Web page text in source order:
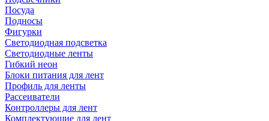
Посуда
Подносы
Фигурки
Светодиодная подсветка
Светодиодные ленты
Гибкий неон
Блоки питания для лент
Профиль для ленты
Рассеиватели
Контроллеры для лент
Комплектующие для лент